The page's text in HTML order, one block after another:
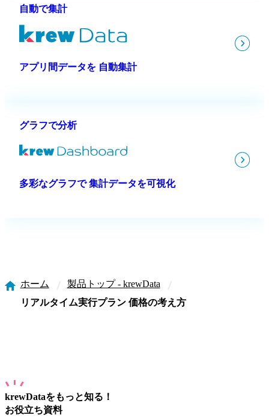
自動で集計
アプリ間データを 自動集計
グラフで分析
多彩なグラフで 集計データを可視化
ホーム
製品トップ - krewData
リアルタイム実行プラン 価格の考え方
krewDataをもっと知る！
お役立ち資料